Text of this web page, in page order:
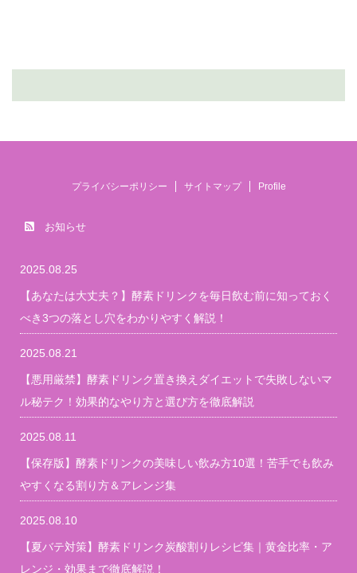
プライバシーポリシー サイトマップ Profile
お知らせ
2025.08.25
【あなたは大丈夫？】酵素ドリンクを毎日飲む前に知っておく
べき3つの落とし穴をわかりやすく解説！
2025.08.21
【悪用厳禁】酵素ドリンク置き換えダイエットで失敗しないマ
ル秘テク！効果的なやり方と選び方を徹底解説
2025.08.11
【保存版】酵素ドリンクの美味しい飲み方10選！苦手でも飲み
やすくなる割り方＆アレンジ集
2025.08.10
【夏バテ対策】酵素ドリンク炭酸割りレシピ集｜黄金比率・ア
レンジ・効果まで徹底解説！